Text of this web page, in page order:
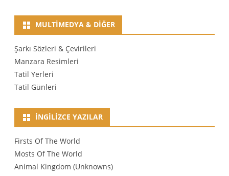
MULTIMEDYA & DIĞER
Şarkı Sözleri & Çevirileri
Manzara Resimleri
Tatil Yerleri
Tatil Günleri
İNGILIZCE YAZILAR
Firsts Of The World
Mosts Of The World
Animal Kingdom (Unknowns)